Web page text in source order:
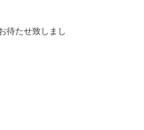
待たせ致しまし